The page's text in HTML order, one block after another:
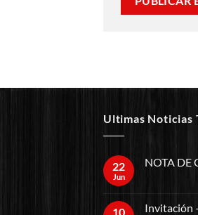
Ultimas Noticias
22
Jun
NOTA DE
10
Invitación